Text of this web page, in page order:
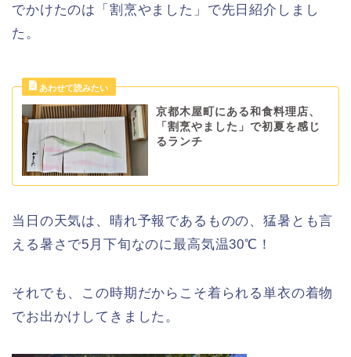
でかけたのは「割烹やました」で先日紹介しまし
た。
京都木屋町にある和食料理店、
「割烹やました」で初夏を感じ
るランチ
当日の天気は、晴れ予報であるものの、猛暑とも言
える暑さで5月下旬なのに最高気温30℃！
それでも、この時期だからこそ着られる単衣の着物
でお出かけしてきました。